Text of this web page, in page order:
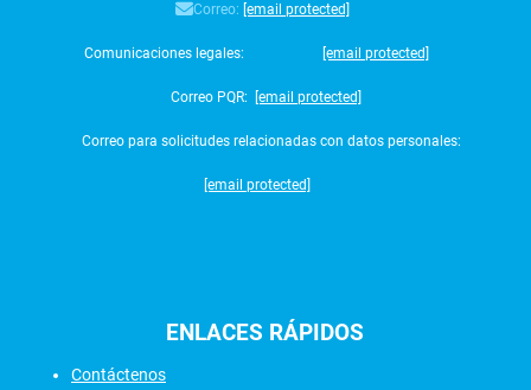
Correo: [email protected]
Comunicaciones legales: [email protected]
Correo PQR: [email protected]
Correo para solicitudes relacionadas con datos personales:
[email protected]
ENLACES RÁPIDOS
Contáctenos